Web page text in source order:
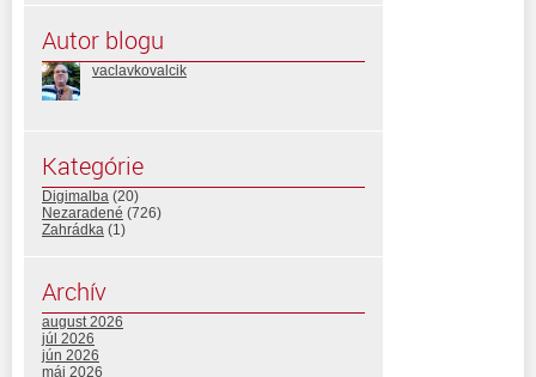
Autor blogu
vaclavkovalcik
Kategórie
Digimalba (20)
Nezaradené (726)
Zahrádka (1)
Archív
august 2026
júl 2026
jún 2026
máj 2026